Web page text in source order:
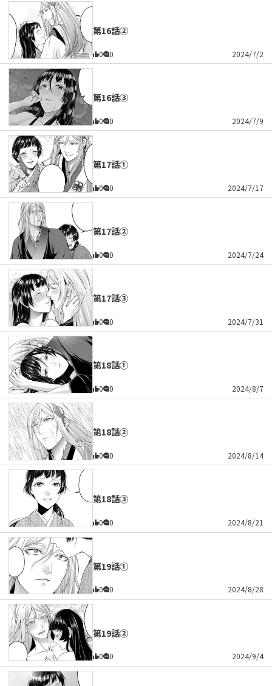
第16話②
0 0 2024/7/2
第16話③
0 0 2024/7/9
第17話①
0 0 2024/7/17
第17話②
0 0 2024/7/24
第17話③
0 0 2024/7/31
第18話①
0 0 2024/8/7
第18話②
0 0 2024/8/14
第18話③
0 0 2024/8/21
第19話①
0 0 2024/8/28
第19話②
0 0 2024/9/4